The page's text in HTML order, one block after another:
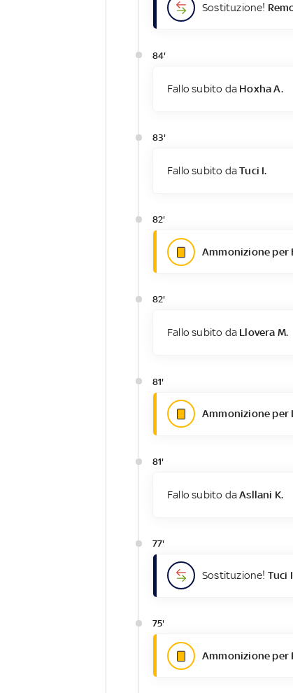
Sostituzione!
84'
Fallo subito da Hoxha A.
83'
Fallo subito daTuci I.
82'
Ammonizione per
82'
Fallo subito da Llovera M.
81'
Ammonizione per
81'
Fallo subito daAsllani K.
77'
Sostituzione! Tuci
75'
Ammonizione per